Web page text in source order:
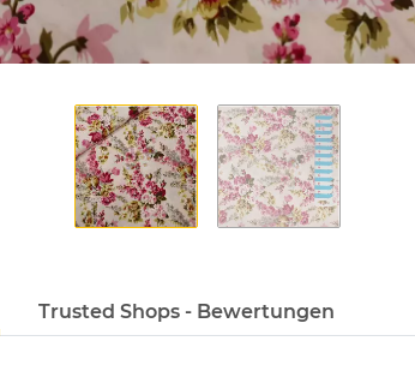
Trusted Shops - Bewertungen